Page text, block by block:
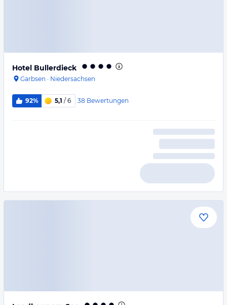
Hotel Bullerdieck
Garbsen · Niedersachsen
92% 5,1 / 6 38 Bewertungen